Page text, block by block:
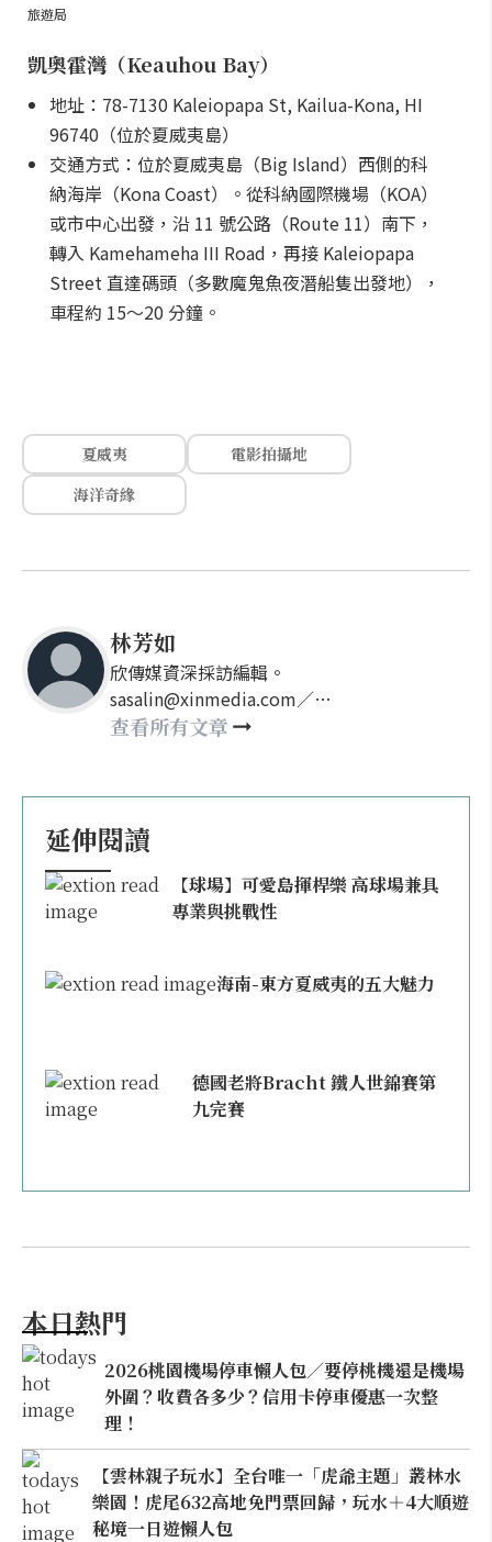
旅遊局
凱奧霍灣（Keauhou Bay）
地址：78-7130 Kaleiopapa St, Kailua-Kona, HI
96740（位於夏威夷島）
交通方式：位於夏威夷島（Big Island）西側的科
納海岸（Kona Coast）。從科納國際機場（KOA）
或市中心出發，沿 11 號公路（Route 11）南下，
轉入 Kamehameha III Road，再接 Kaleiopapa
Street 直達碼頭（多數魔鬼魚夜潛船隻出發地），
車程約 15～20 分鐘。
夏威夷
電影拍攝地
海洋奇緣
林芳如
欣傳媒資深採訪編輯。
sasalin@xinmedia.com／
happy21917@gmail.com
查看所有文章
延伸閱讀
【球場】可愛島揮桿樂 高球場兼具
專業與挑戰性
海南-東方夏威夷的五大魅力
德國老將Bracht 鐵人世錦賽第
九完賽
本日熱門
2026桃園機場停車懶人包／要停桃機還是機場
外圍？收費各多少？信用卡停車優惠一次整
理！
【雲林親子玩水】全台唯一「虎爺主題」叢林水
樂園！虎尾632高地免門票回歸，玩水＋4大順遊
秘境一日遊懶人包